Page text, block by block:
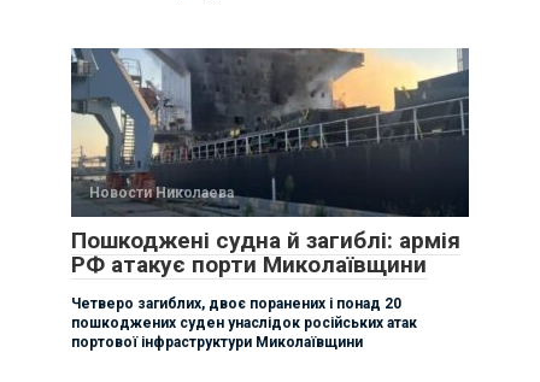
Новости Николаева
Пошкоджені судна й загиблі: армія
РФ атакує порти Миколаївщини
Четверо загиблих, двоє поранених і понад 20
пошкоджених суден унаслідок російських атак
портової інфраструктури Миколаївщини